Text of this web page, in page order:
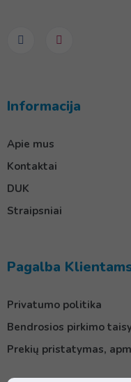
Informacija
Apie mus
Kontaktai
DUK
Straipsniai
Pagalba
Privatumo politika
Bendrosios pirkimo
Prekių pristatymas,